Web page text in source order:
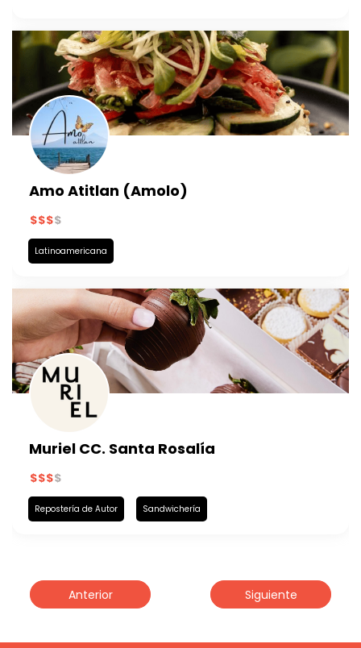
Amo Atitlan (Amolo)
Latinoamericana
Muriel CC. Santa Rosalía
Repostería de Autor Sandwichería
Anterior Siguiente